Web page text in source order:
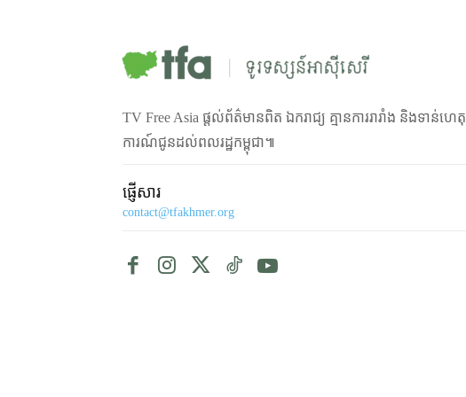
TV Free Asia ផ្ដល់ព័ត៌មានពិត ឯករាជ្យ គ្មានការរារាំង និងទាន់ហេតុ
ការណ៍ជូនដល់ពលរដ្ឋកម្ពុជា៕
ផ្ញើសារ
contact@tfakhmer.org